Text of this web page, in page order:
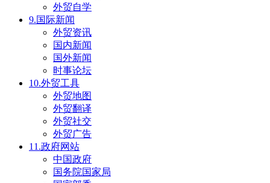
外贸自学
9.国际新闻
外贸资讯
国内新闻
国外新闻
时事论坛
10.外贸工具
外贸地图
外贸翻译
外贸社交
外贸广告
11.政府网站
中国政府
国务院国家局